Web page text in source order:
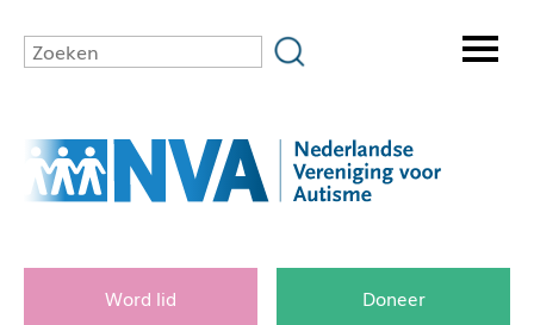
Word lid Doneer